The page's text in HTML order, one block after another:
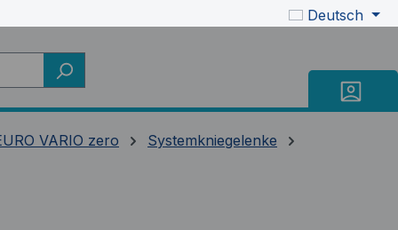
Deutsch
VARIO zero Systemkniegelenke